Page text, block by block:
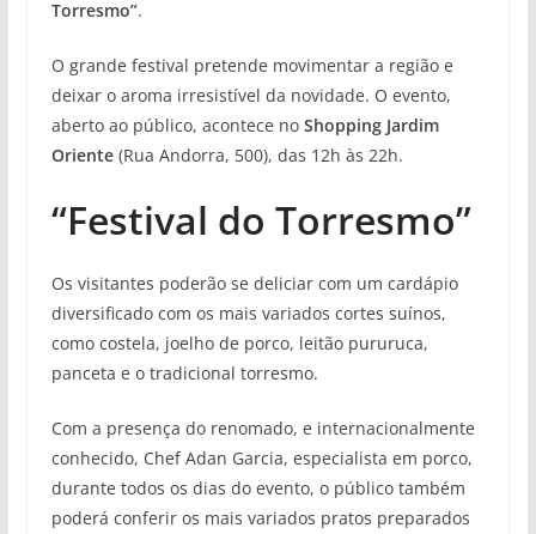
Torresmo”.
O grande festival pretende movimentar a região e
deixar o aroma irresistível da novidade. O evento,
aberto ao público, acontece no Shopping Jardim
Oriente (Rua Andorra, 500), das 12h às 22h.
“Festival do Torresmo”
Os visitantes poderão se deliciar com um cardápio
diversificado com os mais variados cortes suínos,
como costela, joelho de porco, leitão pururuca,
panceta e o tradicional torresmo.
Com a presença do renomado, e internacionalmente
conhecido, Chef Adan Garcia, especialista em porco,
durante todos os dias do evento, o público também
poderá conferir os mais variados pratos preparados